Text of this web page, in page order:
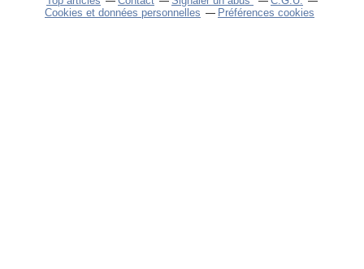
Cookies et données personnelles
Préférences cookies